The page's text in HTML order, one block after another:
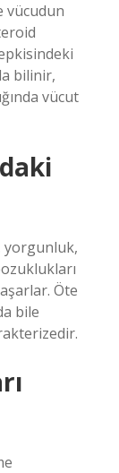
vücudun
bilinir,
vücut
yorgunluk,
Öte
bile